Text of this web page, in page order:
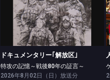
ドキュメンタリー｢解放区｣
特攻の記憶～戦後80年の証言～
ドキュメンタリー｢解放区｣
特攻の記憶～戦後80年の証言～
2026年8月02日（日）放送分